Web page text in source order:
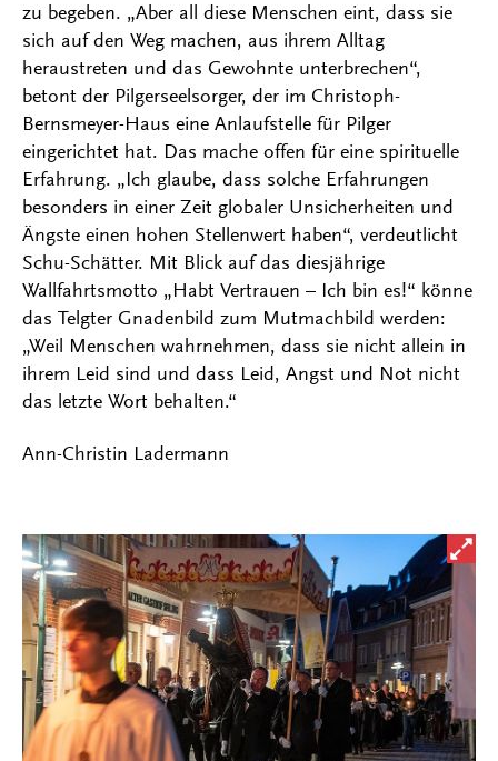
zu begeben. „Aber all diese Menschen eint, dass sie
sich auf den Weg machen, aus ihrem Alltag
heraustreten und das Gewohnte unterbrechen“,
betont der Pilgerseelsorger, der im Christoph-
Bernsmeyer-Haus eine Anlaufstelle für Pilger
eingerichtet hat. Das mache offen für eine spirituelle
Erfahrung. „Ich glaube, dass solche Erfahrungen
besonders in einer Zeit globaler Unsicherheiten und
Ängste einen hohen Stellenwert haben“, verdeutlicht
Schu-Schätter. Mit Blick auf das diesjährige
Wallfahrtsmotto „Habt Vertrauen – Ich bin es!“ könne
das Telgter Gnadenbild zum Mutmachbild werden:
„Weil Menschen wahrnehmen, dass sie nicht allein in
ihrem Leid sind und dass Leid, Angst und Not nicht
das letzte Wort behalten.“
Ann-Christin Ladermann
Bild